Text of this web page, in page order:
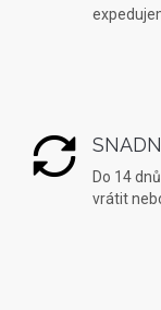
Do 14
vrátit